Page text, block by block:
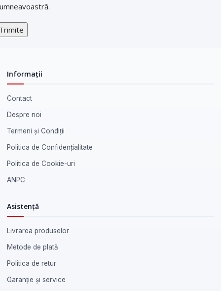
Informații
Contact
Despre noi
Termeni și Condiții
Politica de Confidențialitate
Politica de Cookie-uri
ANPC
Asistență
Livrarea produselor
Metode de plată
Politica de retur
Garanție și service